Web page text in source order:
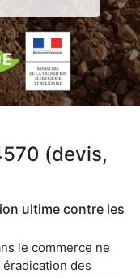
(devis,
ultime contre les
le commerce ne
des